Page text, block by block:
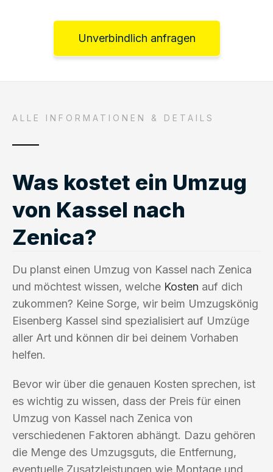
Unverbindlich anfragen
ALLE INFORMATIONEN & DETAILS
Was kostet ein Umzug
von Kassel nach
Zenica?
Du planst einen Umzug von Kassel nach Zenica
und möchtest wissen, welche Kosten auf dich
zukommen? Keine Sorge, wir beim Umzugskönig
Eisenberg Kassel sind spezialisiert auf Umzüge
aller Art und können dir bei deinem Vorhaben
helfen.
Bevor wir über die genauen Kosten sprechen, ist
es wichtig zu wissen, dass der Preis für einen
Umzug von Kassel nach Zenica von
verschiedenen Faktoren abhängt. Dazu gehören
die Menge des Umzugsguts, die Entfernung,
eventuelle Zusatzleistungen wie Montage und